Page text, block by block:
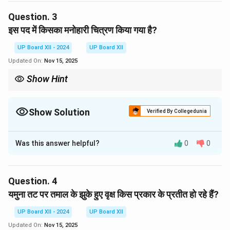
सुखद और पवित्र लगता है। जल में दिखाई देती उनकी छाया में एक
आकर्षण है, और उस जल का स्पर्श भी सुखद होता है।
Download Solution in PDF
Question. 3
इस पद में किसका मनोहारी चित्रण किया गया है?
UP Board XII - 2024
UP Board XII
Updated On: Nov 15, 2025
Show Hint
Show Solution Verified By Collegedunia
Solution and Explanation
इस पद में यमुना तट पर स्थित तमाल वृक्षों और उनके जल में प्रतिबिंब
है।
Download Solution in PDF
Was this answer helpful? 0 0
Question. 4
यमुना तट पर तमाल के झुके हुए वृक्ष किस प्रकार के प्रतीत हो रहे हैं?
UP Board XII - 2024
UP Board XII
Updated On: Nov 15, 2025